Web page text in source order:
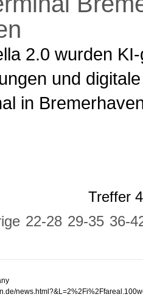
2.0 wurden
und
in
Treffer
22-28 29-35 36-